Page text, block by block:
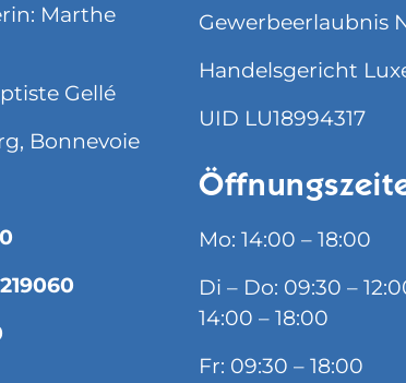
Marthe
Gellé
Bonnevoie
Gewerbeerlaubnis
Handelsgericht
UID LU18994317
Mo: 14:00 – 18:00
Di – Do: 09:30 –
14:00 – 18:00
Fr: 09:30 – 18:00